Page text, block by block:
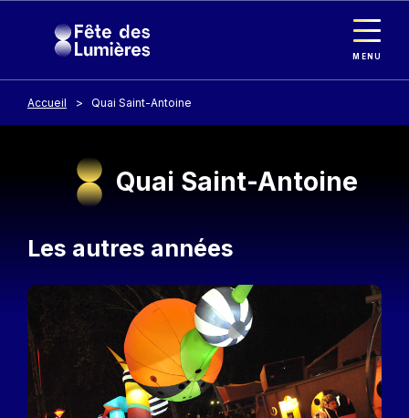
MENU
Accueil Quai Saint-Antoine
Quai Saint-Antoine
Les autres années
Image